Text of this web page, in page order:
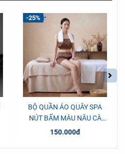
BỘ QUẦN ÁO QUÂY SPA
NÚT BẤM MÀU NÂU CÀ
PHÊ
150.000đ
-25%